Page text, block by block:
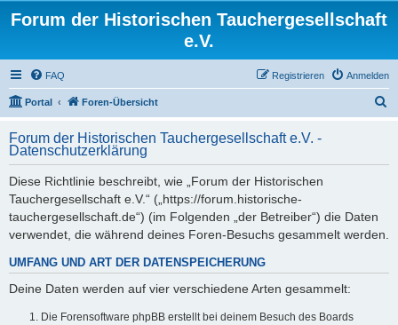
Forum der Historischen Tauchergesellschaft
e.V.
FAQ Anmelden
Registrieren
Portal Foren-Übersicht
h
Forum der Historischen Tauchergesellschaft e.V. -
Datenschutzerklärung
Diese Richtlinie beschreibt, wie „Forum der Historischen
Tauchergesellschaft e.V.“ („https://forum.historische-
tauchergesellschaft.de“) (im Folgenden „der Betreiber“) die Daten
verwendet, die während deines Foren-Besuchs gesammelt werden.
UMFANG UND ART DER DATENSPEICHERUNG
Deine Daten werden auf vier verschiedene Arten gesammelt:
Die Forensoftware phpBB erstellt bei deinem Besuch des Boards